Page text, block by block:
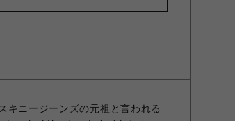
キニージーンズの元祖と言われる